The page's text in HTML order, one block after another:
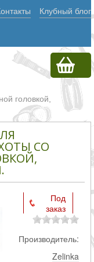
Клубный блог
головкой,
СО
Под
заказ
Производитель:
Zelinka